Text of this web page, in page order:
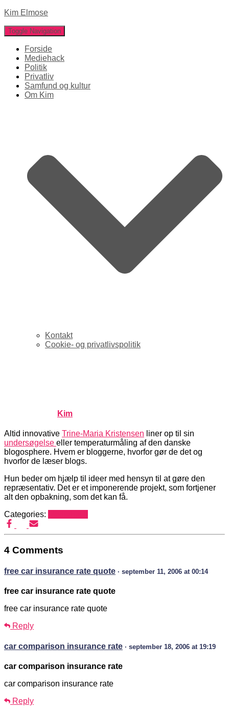
Kim Elmose
Toggle Navigation
Forside
Mediehack
Politik
Privatliv
Samfund og kultur
Om Kim
Kontakt
Cookie- og privatlivspolitik
Kim
Altid innovative Trine-Maria Kristensen liner op til sin
undersøgelse eller temperaturmåling af den danske
blogosphere. Hvem er bloggerne, hvorfor gør de det og
hvorfor de læser blogs.
Hun beder om hjælp til ideer med hensyn til at gøre den
repræsentativ. Det er et imponerende projekt, som fortjener
alt den opbakning, som det kan få.
Categories:
4 Comments
free car insurance rate quote · september 11, 2006 at 00:14
free car insurance rate quote
free car insurance rate quote
Reply
car comparison insurance rate · september 18, 2006 at 19:19
car comparison insurance rate
car comparison insurance rate
Reply